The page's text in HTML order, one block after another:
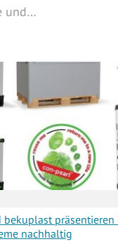
und…
präsentieren
nachhaltig